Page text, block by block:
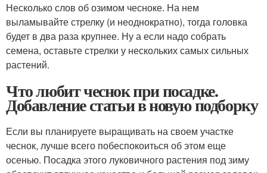
Несколько слов об озимом чесноке. На нем
выламывайте стрелку (и неоднократно), тогда головка
будет в два раза крупнее. Ну а если надо собрать
семена, оставьте стрелки у нескольких самых сильных
растений.
Что любит чеснок при посадке.
Добавление статьи в новую подборку
Если вы планируете выращивать на своем участке
чеснок, лучше всего побеспокоиться об этом еще
осенью. Посадка этого луковичного растения под зиму